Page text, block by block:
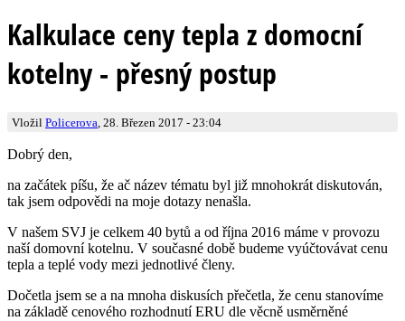
Kalkulace ceny tepla z domocní
kotelny - přesný postup
Vložil Policerova , 28. Březen 2017 - 23:04
Dobrý den,
na začátek píšu, že ač název tématu byl již mnohokrát diskutován,
tak jsem odpovědi na moje dotazy nenašla.
V našem SVJ je celkem 40 bytů a od října 2016 máme v provozu
naší domovní kotelnu. V současné době budeme vyúčtovávat cenu
tepla a teplé vody mezi jednotlivé členy.
Dočetla jsem se a na mnoha diskusích přečetla, že cenu stanovíme
na základě cenového rozhodnutí ERU dle věcně usměrněné